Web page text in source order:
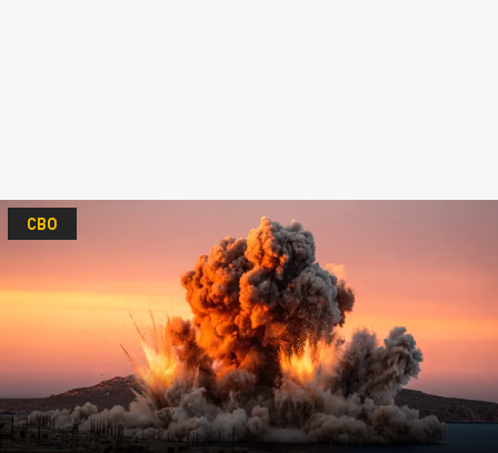
СВО